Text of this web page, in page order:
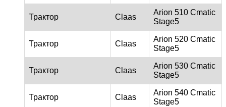
Трактор Claas
Arion 510 Cmatic
Stage5
Трактор Claas
Arion 520 Cmatic
Stage5
Трактор Claas
Arion 530 Cmatic
Stage5
Трактор Claas
Arion 540 Cmatic
Stage5